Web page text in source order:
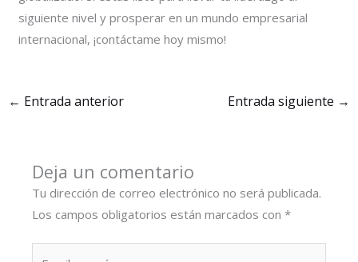
siguiente nivel y prosperar en un mundo empresarial
internacional, ¡contáctame hoy mismo!
← Entrada anterior Entrada siguiente →
Deja un comentario
Tu dirección de correo electrónico no será publicada.
Los campos obligatorios están marcados con*